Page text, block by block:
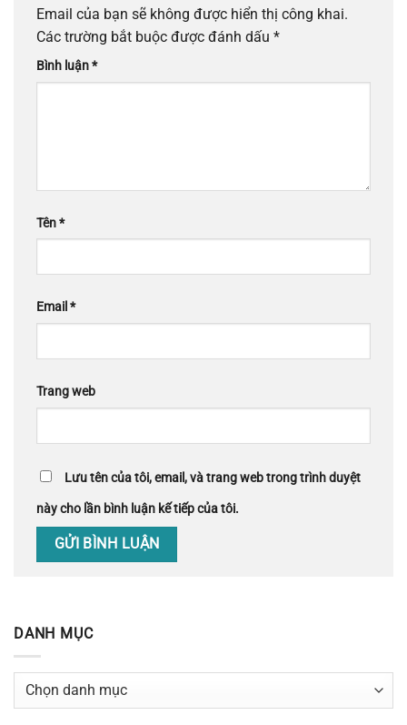
Email của bạn sẽ không được hiển thị công khai.
Các trường bắt buộc được đánh dấu *
Bình luận*
Tên*
Email *
Trang web
Lưu tên của tôi, email, và trang web trong trình duyệt
này cho lần bình luận kế tiếp của tôi.
DANH MỤC
Danh